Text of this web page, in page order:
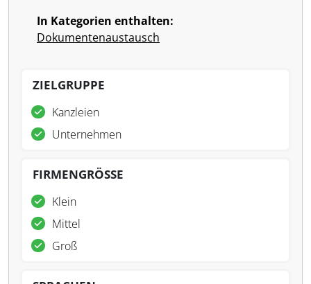
In Kategorien enthalten:
Dokumentenaustausch
ZIELGRUPPE
Kanzleien
Unternehmen
FIRMENGRÖSSE
Klein
Mittel
Groß